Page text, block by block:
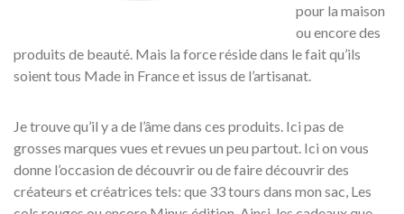
pour la maison
ou encore des
produits de beauté. Mais la force réside dans le fait qu’ils
soient tous Made in France et issus de l’artisanat.
Je trouve qu’il y a de l’âme dans ces produits. Ici pas de
grosses marques vues et revues un peu partout. Ici on vous
donne l’occasion de découvrir ou de faire découvrir des
créateurs et créatrices tels: que 33 tours dans mon sac, Les